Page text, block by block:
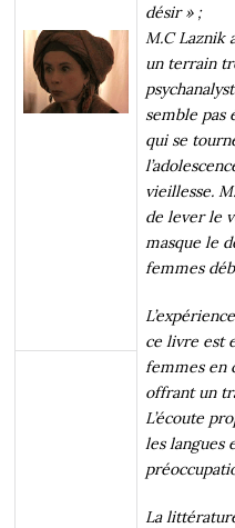
désir » ;
M.C Laznik
un terrain
semble pas
qui se
vieillesse.
de lever le
masque le
femmes
ce livre est
femmes en
offrant un
L’écoute
les langues
La